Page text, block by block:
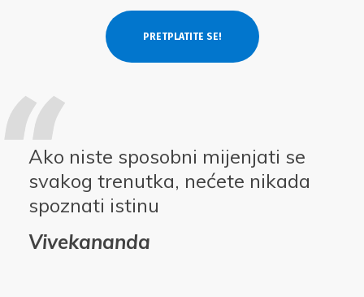
Ako niste sposobni mijenjati se
svakog trenutka, nećete nikada
spoznati istinu
Vivekananda